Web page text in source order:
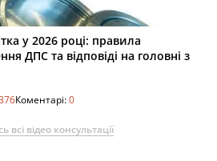
у 2026 році: правила
ДПС та відповіді на головні з
Коментарі:0
всі відео консультації